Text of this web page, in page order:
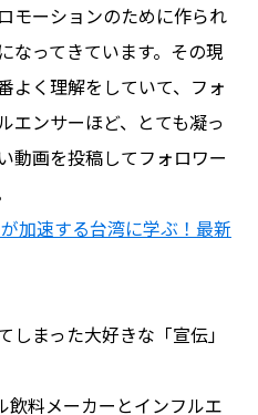
モーションのために作られ
なってきています。その現
よく理解をしていて、フォ
エンサーほど、とても凝っ
動画を投稿してフォロワー
加速する台湾に学ぶ！最新
まった大好きな「宣伝」
料メーカーとインフルエ